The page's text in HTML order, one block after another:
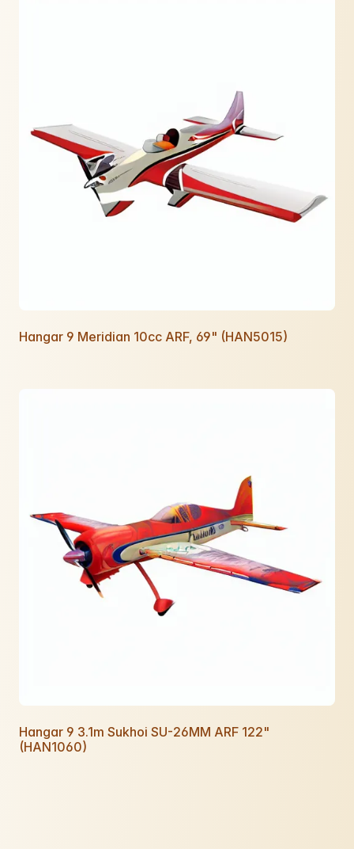
Hangar 9 Meridian 10cc ARF, 69" (HAN5015)
Hangar 9 3.1m Sukhoi SU-26MM ARF 122"
(HAN1060)